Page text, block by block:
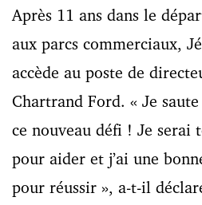
Après 11 ans dans le
aux parcs commerciaux,
accède au poste de
Chartrand Ford. « Je
ce nouveau défi ! Je serai
pour aider et j’ai une
pour réussir », a-t-il